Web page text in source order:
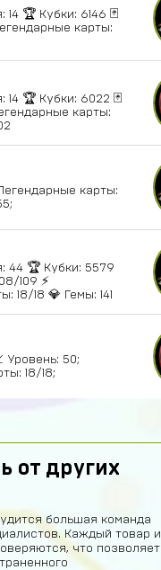
🏆 Кубки: 6146 🃏
карты:
14 🏆 Кубки: 6022 🃏
карты:
карты:
44 🏆 Кубки: 5579
109 ⚡
18/18 💎 Гемы: 141
Уровень: 50;
18/18;
от других
большая команда
Каждый товар и
что позволяет